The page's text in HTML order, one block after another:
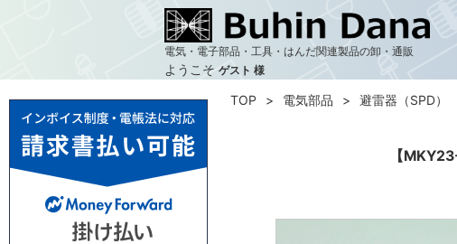
電気・電子部品・工具・はんだ関連製品の卸・通販
ようこそ ゲスト 様
【
TOP 電気部品 避雷器（SPD）